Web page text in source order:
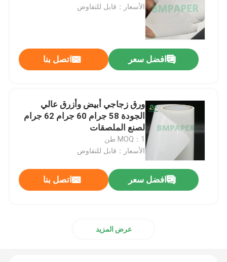
الورق المقوى SBS
مجلس مزدوج مطلي
كيس ورق الكرافت
لوح كرافت لاينر
الأسعار：قابل للتفاوض
افضل سعر اتصل بنا
ورق زجاجي أبيض وأزرق عالي
الجودة 58 جرام 60 جرام 62 جرام
لصنع الملصقات
MOQ：1 طن
الأسعار：قابل للتفاوض
افضل سعر اتصل بنا
عرض المزيد